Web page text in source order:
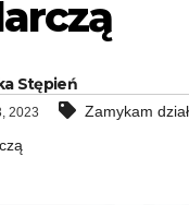
Stępień
2023
Zamykam